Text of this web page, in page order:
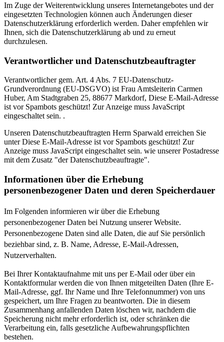
Im Zuge der Weiterentwicklung unseres Internetangebotes und der
eingesetzten Technologien können auch Änderungen dieser
Datenschutzerklärung erforderlich werden. Daher empfehlen wir
Ihnen, sich die Datenschutzerklärung ab und zu erneut
durchzulesen.
Verantwortlicher und Datenschutzbeauftragter
Verantwortlicher gem. Art. 4 Abs. 7 EU-Datenschutz-
Grundverordnung (EU-DSGVO) ist Frau Amtsleiterin Carmen
Huber, Am Stadtgraben 25, 88677 Markdorf, Diese E-Mail-Adresse
ist vor Spambots geschützt! Zur Anzeige muss JavaScript
eingeschaltet sein. .
Unseren Datenschutzbeauftragten Herrn Sparwald erreichen Sie
unterDiese E-Mail-Adresse ist vor Spambots geschützt! Zur
Anzeige muss JavaScript eingeschaltet sein. wie unserer Postadresse
mit dem Zusatz "der Datenschutzbeauftragte".
Informationen über die Erhebung
personenbezogener Daten und deren Speicherdauer
Im Folgenden informieren wir über die Erhebung
personenbezogener Daten bei Nutzung unserer Website.
Personenbezogene Daten sind alle Daten, die auf Sie persönlich
beziehbar sind, z. B. Name, Adresse, E-Mail-Adressen,
Nutzerverhalten.
Bei Ihrer Kontaktaufnahme mit uns per E-Mail oder über ein
Kontaktformular werden die von Ihnen mitgeteilten Daten (Ihre E-
Mail-Adresse, ggf. Ihr Name und Ihre Telefonnummer) von uns
gespeichert, um Ihre Fragen zu beantworten. Die in diesem
Zusammenhang anfallenden Daten löschen wir, nachdem die
Speicherung nicht mehr erforderlich ist, oder schränken die
Verarbeitung ein, falls gesetzliche Aufbewahrungspflichten
bestehen.